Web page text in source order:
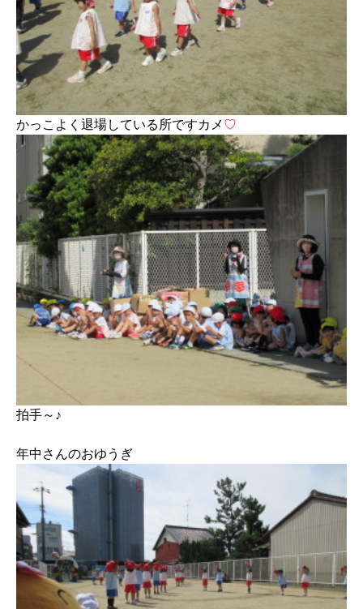
かっこよく退場している所ですカメ ♡
拍手～♪
年中さんのおゆうぎ